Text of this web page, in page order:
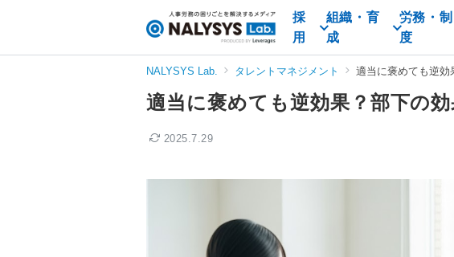
NALYSYS
Lab.
シ
採
用
組織・育
成
労務・制
度
NALYSYS Lab. タレントマネジメント 適当に褒めても逆効
適当に褒めても逆効果？部下の
2025.7.29